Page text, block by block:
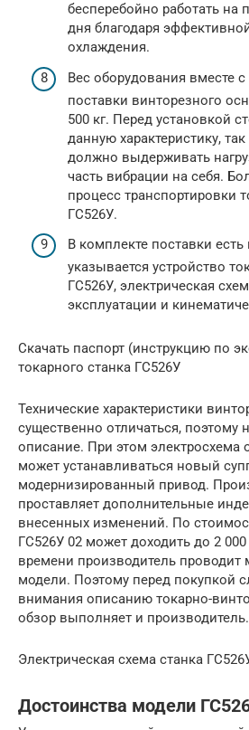
бесперебойно работать на
дня благодаря
охлаждения.
Вес оборудования вместе
поставки винторезного
500 кг. Перед установкой
данную характеристику,
должно выдерживать
часть вибрации на себя.
процесс транспортировки
ГС526У.
В комплекте поставки
указывается устройство
ГС526У, электрическая
эксплуатации и
Скачать паспорт (инструкцию по
токарного станка ГС526У
Технические характеристики
существенно отличаться, поэтому
описание. При этом электросхема
может устанавливаться новый
модернизированный привод.
проставляет дополнительные
внесенных изменений. По
ГС526У 02 может доходить до 2
времени производитель проводит
модели. Поэтому перед покупкой
внимания описанию токарно-
обзор выполняет и производитель.
Электрическая схема станка
Достоинства модели